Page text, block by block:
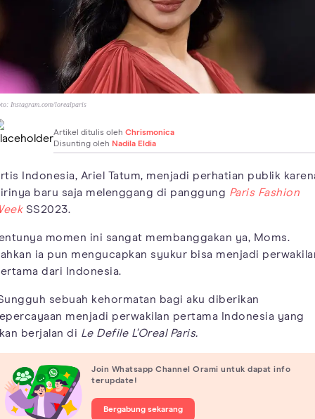
Instagram.com/lorealparis
Artikel ditulis oleh Chrismonica
Disunting oleh Nadila Eldia
Indonesia, Ariel Tatum, menjadi perhatian publik
baru saja melenggang di panggung Paris Fashion
SS2023.
momen ini sangat membanggakan ya, Moms.
ia pun mengucapkan syukur bisa menjadi
dari Indonesia.
sebuah kehormatan bagi aku diberikan
menjadi perwakilan pertama Indonesia yang
berjalan di Le Defile L'Oreal Paris.
Join Whatsapp Channel Orami untuk dapat info
terupdate!
Bergabung sekarang